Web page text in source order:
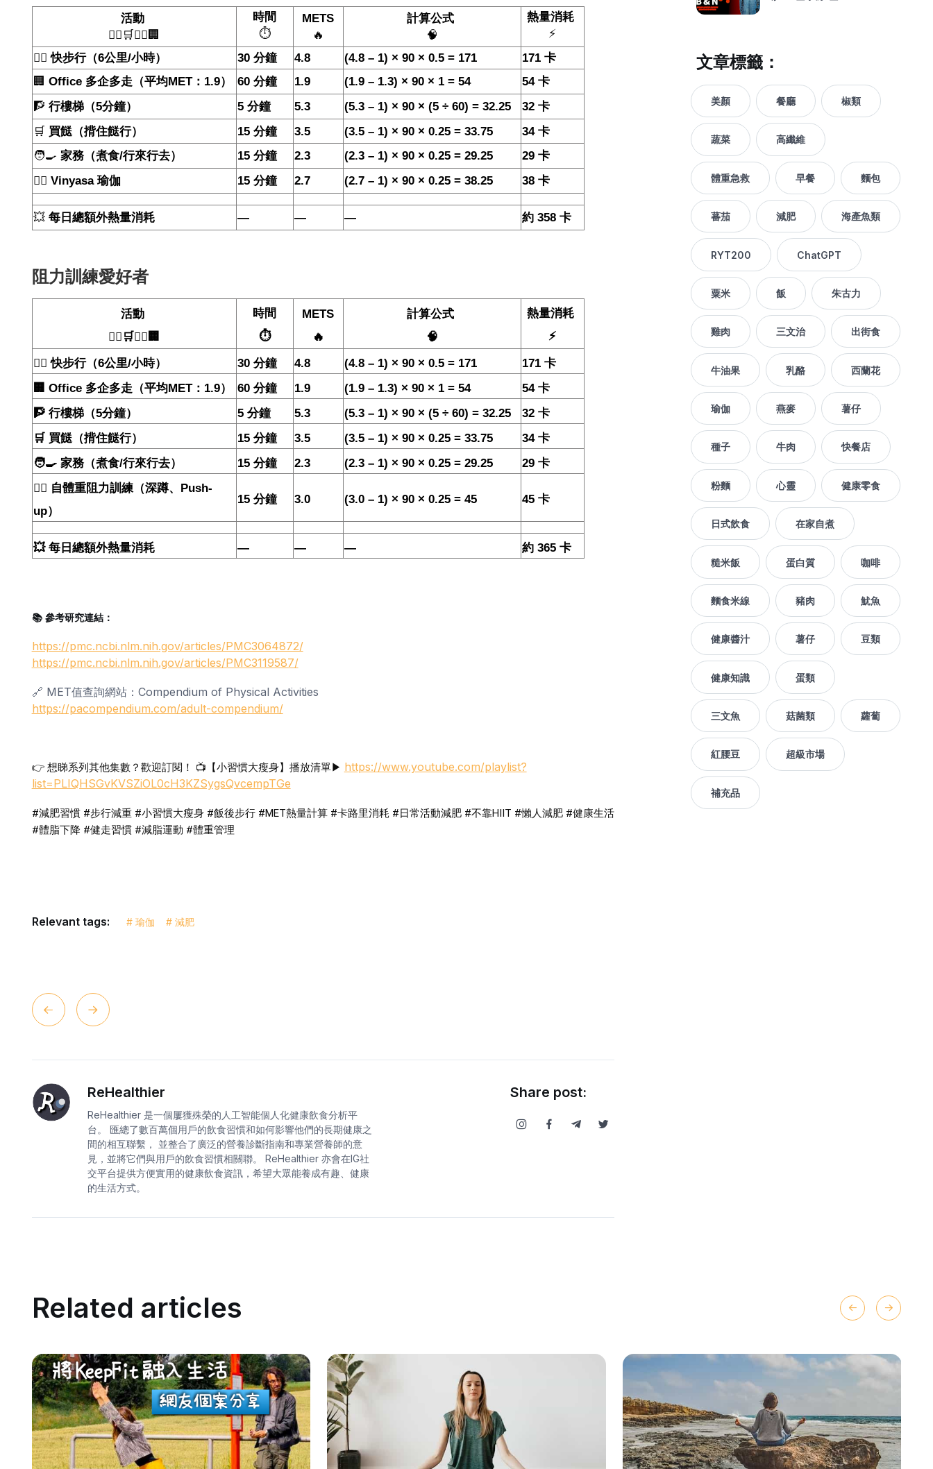
活動
🧘‍♀️🛒🏃‍♂️🏢
時間
⏱️
METS
🔥
計算公式
🧠
熱量消耗
⚡
🚶‍♂️ 快步行（6公里/小時） 30 分鐘 4.8 (4.8 – 1) × 90 × 0.5 = 171 171 卡
🏢 Office 多企多走（平均MET： 1.9） 60 分鐘 1.9 (1.9 – 1.3) × 90 × 1 = 54 54 卡
🧗 行樓梯（5分鐘） 5 分鐘 5.3 (5.3 – 1) × 90 × (5 ÷ 60) = 32.25 32 卡
🛒 買餸（揹住餸行） 15 分鐘 3.5 (3.5 – 1) × 90 × 0.25 = 33.75 34 卡
🧑‍🍳 家務（煮食/行來行去） 15 分鐘 2.3 (2.3 – 1) × 90 × 0.25 = 29.25 29 卡
🧘‍♀️ Vinyasa 瑜伽 15 分鐘 2.7 (2.7 – 1) × 90 × 0.25 = 38.25 38 卡
💥 每日總額外熱量消耗 — — — 約358 卡
阻力訓練愛好者
活動
🧘‍♀️🛒🏃‍♂️🏢
時間
⏱️
METS
🔥
計算公式
🧠
熱量消耗
⚡
🚶‍♂️ 快步行（6公里/小時） 30 分鐘 4.8 (4.8 – 1) × 90 × 0.5 = 171 171 卡
🏢 Office 多企多走（平均MET： 1.9） 60 分鐘 1.9 (1.9 – 1.3) × 90 × 1 = 54 54 卡
🧗 行樓梯（5分鐘） 5 分鐘 5.3 (5.3 – 1) × 90 × (5 ÷ 60) = 32.25 32 卡
🛒 買餸（揹住餸行） 15 分鐘 3.5 (3.5 – 1) × 90 × 0.25 = 33.75 34 卡
🧑‍🍳 家務（煮食/行來行去） 15 分鐘 2.3 (2.3 – 1) × 90 × 0.25 = 29.25 29 卡
🏋️‍♂️ 自體重阻力訓練（深蹲、 Push-
up）
15 分鐘 3.0 (3.0 – 1) × 90 × 0.25 = 45 45 卡
💥 每日總額外熱量消耗 — — — 約365 卡
📚 參考研究連結：
https://pmc.ncbi.nlm.nih.gov/articles/PMC3064872/
https://pmc.ncbi.nlm.nih.gov/articles/PMC3119587/
🔗 MET值查詢網站：Compendium of Physical Activities
https://pacompendium.com/adult-compendium/
👉 想睇系列其他集數？歡迎訂閱！ 📺【小習慣大瘦身】播放清單▶ https://www.youtube.com/playlist?
list=PLIQHSGvKVSZiOL0cH3KZSygsQvcempTGe
#減肥習慣 #步行減重 #小習慣大瘦身 #飯後步行 #MET熱量計算 #卡路里消耗 #日常活動減肥 #不靠HIIT #懶人減肥 #健康生活
#體脂下降 #健走習慣 #減脂運動 #體重管理
Relevant tags: # 瑜伽 # 減肥
ReHealthier
ReHealthier 是一個屢獲殊榮的人工智能個人化健康飲食分析平
台。 匯總了數百萬個用戶的飲食習慣和如何影響他們的長期健康之
間的相互聯繫， 並整合了廣泛的營養診斷指南和專業營養師的意
見，並將它們與用戶的飲食習慣相關聯。 ReHealthier 亦會在IG社
交平台提供方便實用的健康飲食資訊，希望大眾能養成有趣、健康
的生活方式。
Share post:
文章標籤：
美顏 餐廳 椒類
蔬菜 高纖維
體重急救 早餐 麵包
蕃茄 減肥 海產魚類
RYT200 ChatGPT
粟米 飯 朱古力
雞肉 三文治 出街食
牛油果 乳酪 西蘭花
瑜伽 燕麥 薯仔
種子 牛肉 快餐店
粉麵 心靈 健康零食
日式飲食 在家自煮
糙米飯 蛋白質 咖啡
麵食米線 豬肉 魷魚
健康醬汁 薯仔 豆類
健康知識 蛋類
三文魚 菇菌類 蘿蔔
紅腰豆 超級市場
補充品
Related articles